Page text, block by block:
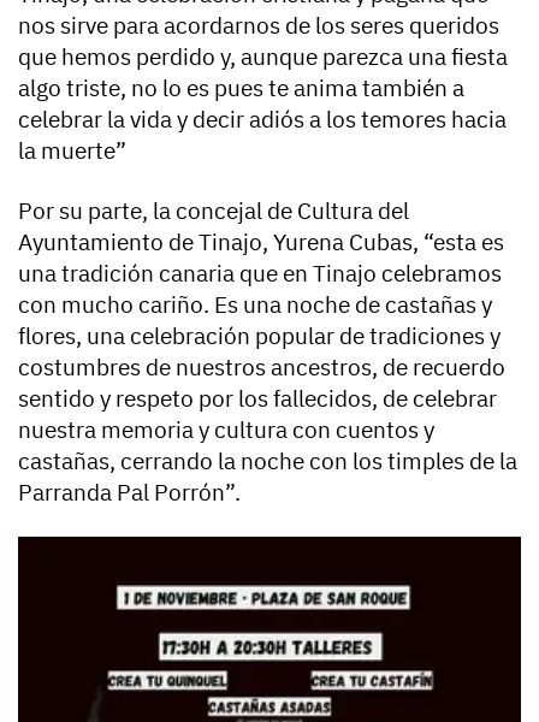
nos sirve para acordarnos de los seres queridos
que hemos perdido y, aunque parezca una fiesta
algo triste, no lo es pues te anima también a
celebrar la vida y decir adiós a los temores hacia
la muerte”
Por su parte, la concejal de Cultura del
Ayuntamiento de Tinajo, Yurena Cubas, “esta es
una tradición canaria que en Tinajo celebramos
con mucho cariño. Es una noche de castañas y
flores, una celebración popular de tradiciones y
costumbres de nuestros ancestros, de recuerdo
sentido y respeto por los fallecidos, de celebrar
nuestra memoria y cultura con cuentos y
castañas, cerrando la noche con los timples de la
Parranda Pal Porrón”.